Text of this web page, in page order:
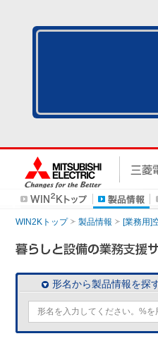
WIN2Kトップ 製品情報 [業務用]
形名から製品情報を探